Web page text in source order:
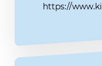
https://